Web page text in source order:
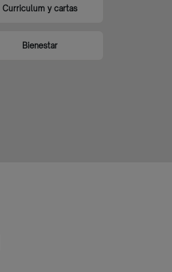
Curriculum y cartas
Bienestar